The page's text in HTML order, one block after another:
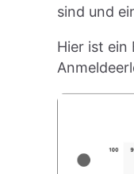
sind und
Hier ist ein